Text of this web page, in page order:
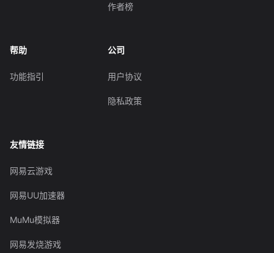
作者榜
帮助
功能指引
公司
用户协议
隐私政策
友情链接
网易云游戏
网易UU加速器
MuMu模拟器
网易发烧游戏